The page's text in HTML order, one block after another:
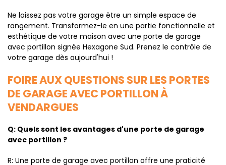
Ne laissez pas votre garage être un simple espace de
rangement. Transformez-le en une partie fonctionnelle et
esthétique de votre maison avec une porte de garage
avec portillon signée Hexagone Sud. Prenez le contrôle de
votre garage dès aujourd'hui !
FOIRE AUX QUESTIONS SUR LES PORTES
DE GARAGE AVEC PORTILLON À
VENDARGUES
Q: Quels sont les avantages d'une porte de garage
avec portillon ?
R: Une porte de garage avec portillon offre une praticité